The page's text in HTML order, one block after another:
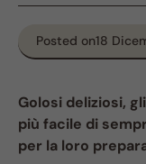
Posted on18
Golosi deliziosi,
più facile di
per la loro